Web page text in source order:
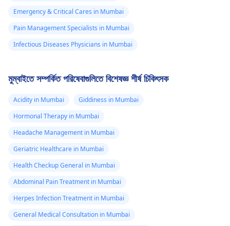
Emergency & Critical Cares in Mumbai
Pain Management Specialists in Mumbai
Infectious Diseases Physicians in Mumbai
মুম্বাইতে সম্পর্কিত পরিষেবাগুলিতে বিশেষজ্ঞ শীর্ষ চিকিৎসক
Acidity in Mumbai
Giddiness in Mumbai
Hormonal Therapy in Mumbai
Headache Management in Mumbai
Geriatric Healthcare in Mumbai
Health Checkup General in Mumbai
Abdominal Pain Treatment in Mumbai
Herpes Infection Treatment in Mumbai
General Medical Consultation in Mumbai